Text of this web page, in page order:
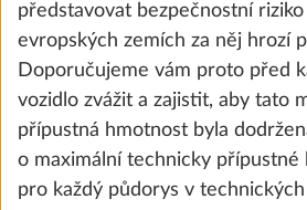
Fahrradträger THULE, für
Fahrräder, Nutzlast 60 kg
představovat bezpečnostní
evropských zemích za něj hrozí
Doporučujeme vám proto před
vozidlo zvážit a zajistit, aby tato
přípustná hmotnost byla
o maximální technicky přípustné
pro každý půdorys v